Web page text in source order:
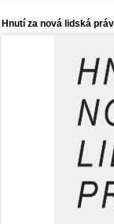
Hnutí za nová lidská